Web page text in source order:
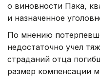
о виновности Пака,
и назначенное
По мнению
недостаточно учел
страданий отца
размер компенсации